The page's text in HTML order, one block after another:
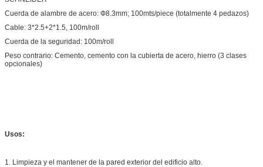
Cuerda de alambre de acero: Ф8.3mm; 100mts/piece (totalmente 4 pedazos)
Cable: 3*2.5+2*1.5, 100m/roll
Cuerda de la seguridad: 100m/roll
Peso contrario: Cemento, cemento con la cubierta de acero, hierro (3 clases
opcionales)
Usos:
1. Limpieza y el mantener de la pared exterior del edificio alto.